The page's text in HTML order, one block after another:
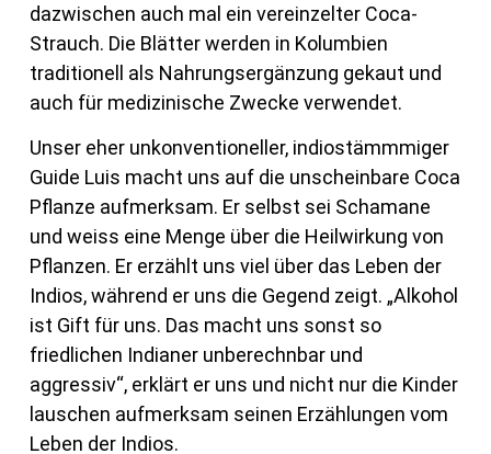
dazwischen auch mal ein vereinzelter Coca-
Strauch. Die Blätter werden in Kolumbien
traditionell als Nahrungsergänzung gekaut und
auch für medizinische Zwecke verwendet.
Unser eher unkonventioneller, indiostämmmiger
Guide Luis macht uns auf die unscheinbare Coca
Pflanze aufmerksam. Er selbst sei Schamane
und weiss eine Menge über die Heilwirkung von
Pflanzen. Er erzählt uns viel über das Leben der
Indios, während er uns die Gegend zeigt. „Alkohol
ist Gift für uns. Das macht uns sonst so
friedlichen Indianer unberechnbar und
aggressiv“, erklärt er uns und nicht nur die Kinder
lauschen aufmerksam seinen Erzählungen vom
Leben der Indios.